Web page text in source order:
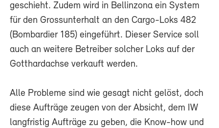
geschieht. Zudem wird in Bellinzona ein System
für den Grossunterhalt an den Cargo-Loks 482
(Bombardier 185) eingeführt. Dieser Service soll
auch an weitere Betreiber solcher Loks auf der
Gotthardachse verkauft werden.
Alle Probleme sind wie gesagt nicht gelöst, doch
diese Aufträge zeugen von der Absicht, dem IW
langfristig Aufträge zu geben, die Know-how und